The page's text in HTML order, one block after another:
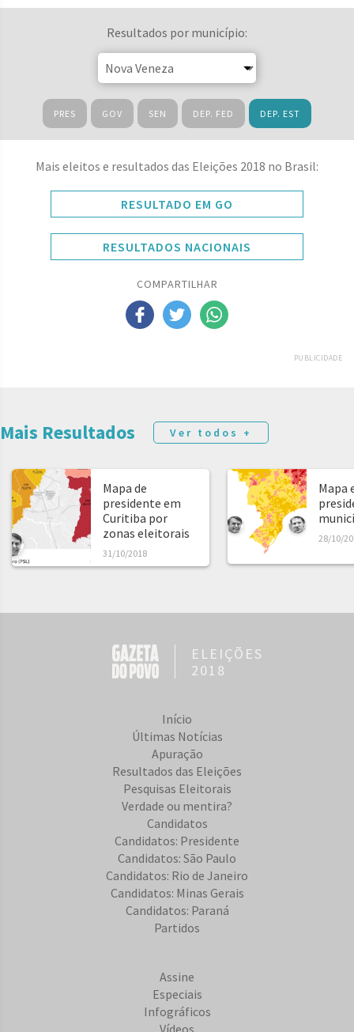
Resultados por município:
PRES GOV SEN DEP. FED DEP. EST
Mais eleitos e resultados das Eleições 2018 no Brasil:
RESULTADO EM GO
RESULTADOS NACIONAIS
COMPARTILHAR
PUBLICIDADE
Mais Resultados Ver todos +
Mapa de
presidente em
Curitiba por
zonas eleitorais
31/10/2018
Mapa
28/10/
ELEIÇÕES
2018
Início
Últimas Notícias
Apuração
Resultados das Eleições
Pesquisas Eleitorais
Verdade ou mentira?
Candidatos
Candidatos: Presidente
Candidatos: São Paulo
Candidatos: Rio de Janeiro
Candidatos: Minas Gerais
Candidatos: Paraná
Partidos
Assine
Especiais
Infográficos